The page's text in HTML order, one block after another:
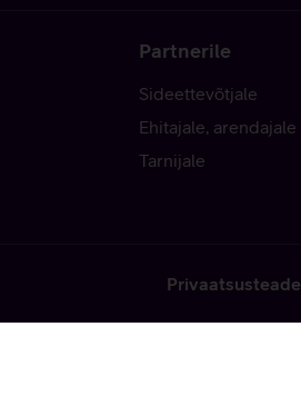
Partnerile
Sideettevõtjale
Ehitajale, arendajale
Tarnijale
Privaatsusteade